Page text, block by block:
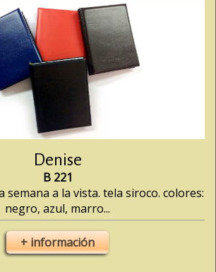
Denise
B 221
semana a la vista. tela siroco. colores:
negro, azul, marro...
+ información